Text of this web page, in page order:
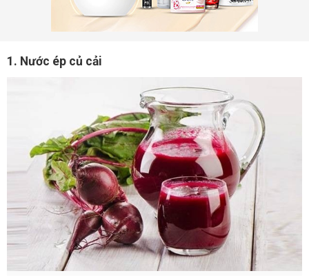
1. Nước ép củ cải